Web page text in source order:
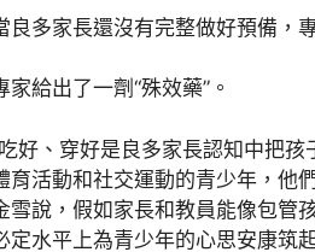
良多家長還沒有完整做好預備，
家給出了一劑“殊效藥”。
好、穿好是良多家長認知中把
育活動和社交運動的青少年，他
雪說，假如家長和教員能像包管
定水平上為青少年的心思安康筑